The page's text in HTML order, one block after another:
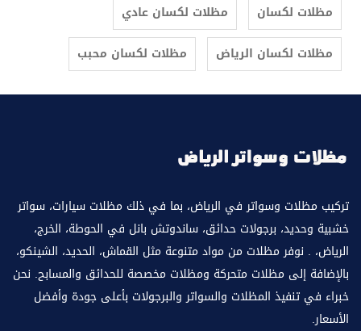
مظلات لكسان
مظلات لكسان عادي
مظلات لكسان الرياض
مظلات لكسان محبب
تركيب مظلات وسواتر في الرياض، بما في ذلك مظلات سيارات، سواتر
خشبية وحديد، برجولات حدائق، ساندوتش بانل في الحوطة، الخرج،
الرياض، . نوفر مظلات من مواد متنوعة مثل القماش، الحديد، الشينكو،
بالإضافة إلى مظلات متحركة ومظلات مخصصة للحدائق والمسابح. نحن
خبراء في تنفيذ المظلات والسواتر والبرجولات بأعلى جودة وأفضل
الأسعار.